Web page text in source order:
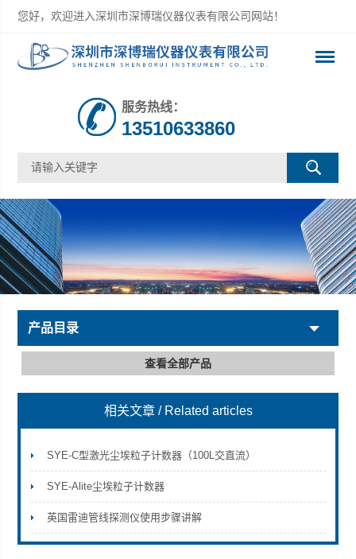
您好，欢迎进入深圳市深博瑞仪器仪表有限公司网站！
深圳市深博瑞仪器仪表有限公司
服务热线：
13510633860
产品目录
查看全部产品
相关文章 / Related articles
SYE-C型激光尘埃粒子计数器（100L交直流）
SYE-Alite尘埃粒子计数器
英国雷迪管线探测仪使用步骤讲解